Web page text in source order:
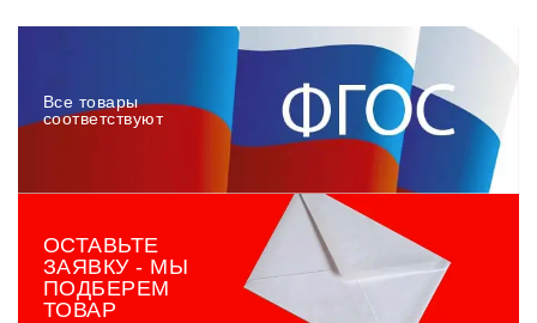
Все товары
соответствуют
ОСТАВЬТЕ
ЗАЯВКУ - МЫ
ПОДБЕРЕМ
ТОВАР